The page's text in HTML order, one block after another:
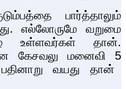
பார்த்தாலும்
எல்லோருமே வறுமை
உள்ளவர்கள் தான்.
கேசவலு மனைவி 5
வயது தான்